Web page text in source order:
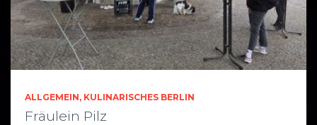
ALLGEMEIN KULINARISCHES BERLIN
Fräulein Pilz